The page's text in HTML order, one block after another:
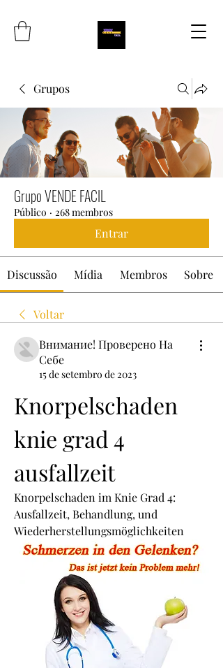
Grupos
Grupo VENDE FACIL
Público · 268 membros
Entrar
Discussão Mídia Membros Sobre
Voltar
Внимание! Проверено На
Себе
15 de setembro de 2023
Knorpelschaden
knie grad 4
ausfallzeit
Knorpelschaden im Knie Grad 4:
Ausfallzeit, Behandlung, und
Wiederherstellungsmöglichkeiten